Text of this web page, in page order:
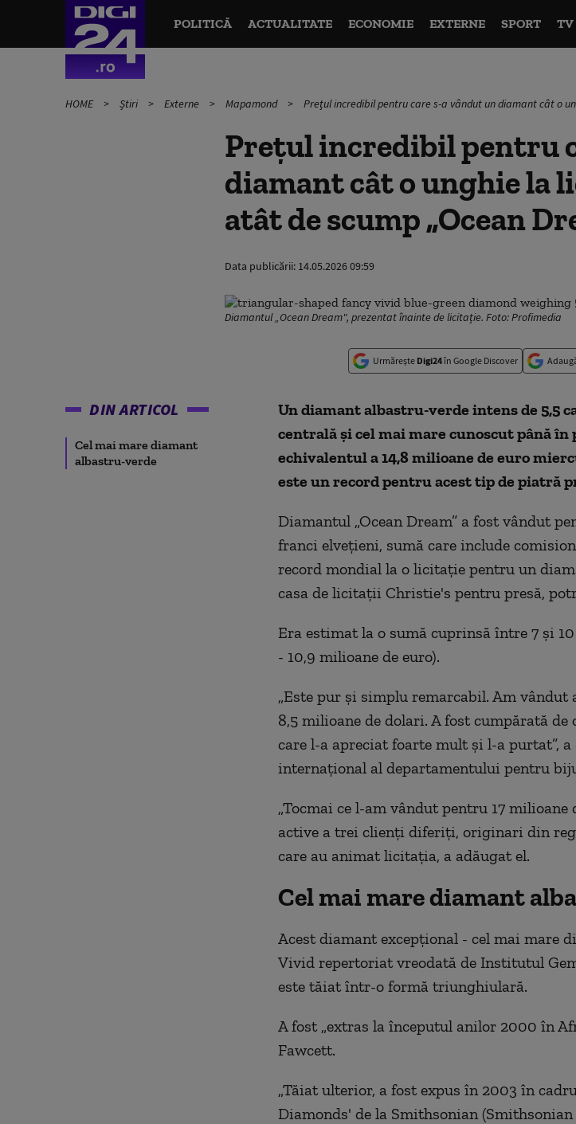
POLITICĂ ACTUALITATE ECONOMIE EXTERNE SPORT TV
HOME Știri Externe Mapamond Prețul incredibil pentru care s-a vândut un diamant cât o
Prețul incredibil pentru
diamant cât o unghie la
atât de scump „Ocean
Data publicării: 14.05.2026 09:59
Diamantul „Ocean Dream", prezentat înainte de licitație. Foto: Profimedia
Urmărește Digi24în Google Discover
DIN ARTICOL
Cel mai mare diamant
albastru-verde
Un diamant albastru-verde intens de 5,5
centrală şi cel mai mare cunoscut până
echivalentul a 14,8 milioane de euro
este un record pentru acest tip de piatră
Diamantul „Ocean Dream” a fost vândut
franci elveţieni, sumă care include
record mondial la o licitaţie pentru un
casa de licitații Christie's pentru presă,
Era estimat la o sumă cuprinsă între 7 şi
- 10,9 milioane de euro).
„Este pur şi simplu remarcabil. Am vândut
8,5 milioane de dolari. A fost cumpărată
care l-a apreciat foarte mult şi l-a purtat”,
internaţional al departamentului pentru
„Tocmai ce l-am vândut pentru 17
active a trei clienţi diferiţi, originari din
care au animat licitaţia, a adăugat el.
Cel mai mare diamant
Acest diamant excepţional - cel mai mare
Vivid repertoriat vreodată de Institutul
este tăiat într-o formă triunghiulară.
A fost „extras la începutul anilor 2000 în
Fawcett.
„Tăiat ulterior, a fost expus în 2003 în
Diamonds' de la Smithsonian